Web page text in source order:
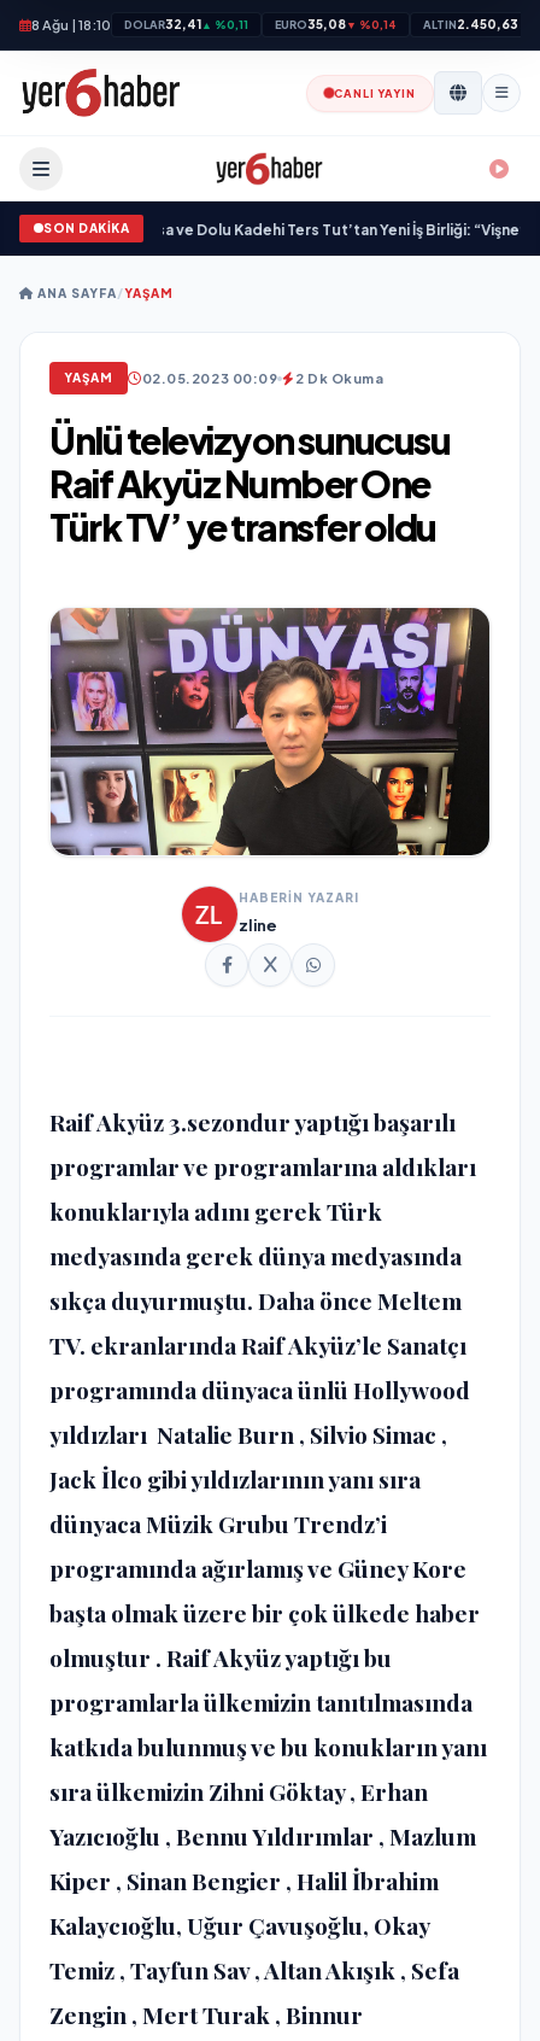
8 Ağu | 18:10 DOLAR32,41▲ %0,11 EURO35,08▼ %0,14 ALTIN2.450,63
CANLI YAYIN
SON DAKİKA
•M Lisa ve Dolu Kadehi Ters Tut’tan Yeni İş Birliği: “Vişne”•
ANA SAYFA/YAŞAM
YAŞAM 02.05.2023 00:09 2 Dk Okuma
Ünlü televizyon sunucusu
Raif Akyüz Number One
Türk TV’ ye transfer oldu
HABERİN YAZARI
zline
Raif Akyüz 3.sezondur yaptığı başarılı
programlar ve programlarına aldıkları
konuklarıyla adını gerek Türk
medyasında gerek dünya medyasında
sıkça duyurmuştu. Daha önce Meltem
TV. ekranlarında Raif Akyüz’le Sanatçı
programında dünyaca ünlü Hollywood
yıldızları Natalie Burn , Silvio Simac ,
Jack İlco gibi yıldızlarının yanı sıra
dünyaca Müzik Grubu Trendz’i
programında ağırlamış ve Güney Kore
başta olmak üzere bir çok ülkede haber
olmuştur . Raif Akyüz yaptığı bu
programlarla ülkemizin tanıtılmasında
katkıda bulunmuş ve bu konukların yanı
sıra ülkemizin Zihni Göktay , Erhan
Yazıcıoğlu , Bennu Yıldırımlar , Mazlum
Kiper , Sinan Bengier , Halil İbrahim
Kalaycıoğlu, Uğur Çavuşoğlu, Okay
Temiz , Tayfun Sav , Altan Akışık , Sefa
Zengin , Mert Turak , Binnur